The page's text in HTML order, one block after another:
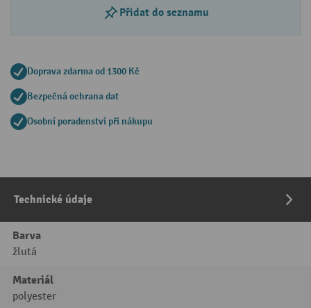
Přidat do seznamu
Doprava zdarma od 1300 Kč
Bezpečná ochrana dat
Osobní poradenství při nákupu
Technické údaje
Barva
žlutá
Materiál
polyester